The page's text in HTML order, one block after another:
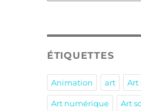
ÉTIQUETTES
Animation art Art
Art numérique Art